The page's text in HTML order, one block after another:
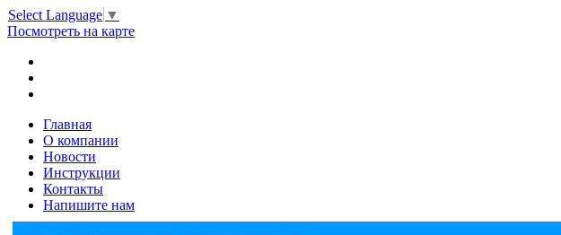
Select Language ▼
Посмотреть на карте
Главная
О компании
Новости
Инструкции
Контакты
Напишите нам